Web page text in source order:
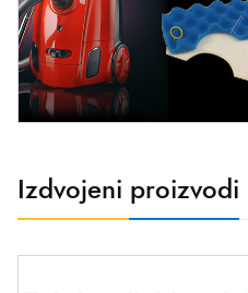
Izdvojeni proizvodi